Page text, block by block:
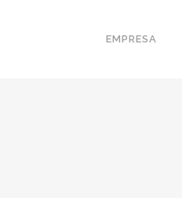
EMPRESA